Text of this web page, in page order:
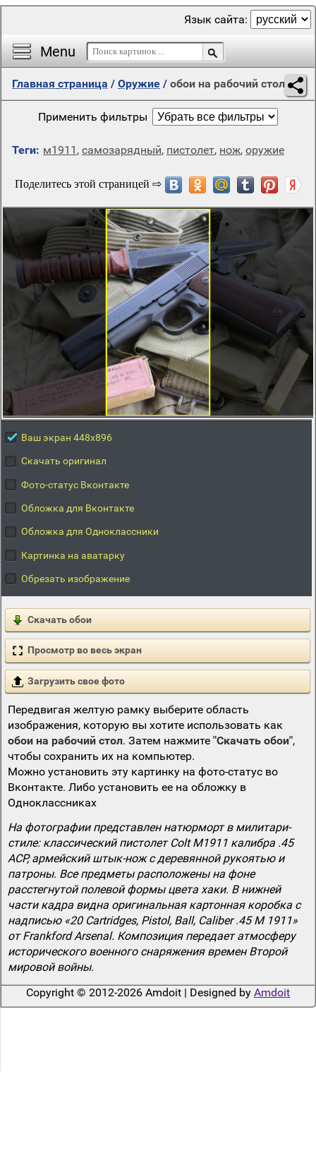
Menu
Язык сайта:
Главная страница / Оружие / обои на рабочий стол
Применить фильтры
Теги: м1911 , самозарядный, пистолет, нож, оружие
Ваш экран 448x896
Скачать оригинал
Фото-статус Вконтакте
Обложка для Вконтакте
Обложка для Одноклассники
Картинка на аватарку
Обрезать изображение
Скачать обои
Просмотр во весь экран
Загрузить свое фото
Передвигая желтую рамку выберите область
изображения, которую вы хотите использовать как
обои на рабочий стол. Затем нажмите "Скачать обои",
чтобы сохранить их на компьютер.
Можно установить эту картинку на фото-статус во
Вконтакте. Либо установить ее на обложку в
Одноклассниках
На фотографии представлен натюрморт в милитари-
стиле: классический пистолет Colt M1911 калибра .45
ACP, армейский штык-нож с деревянной рукоятью и
патроны. Все предметы расположены на фоне
расстегнутой полевой формы цвета хаки. В нижней
части кадра видна оригинальная картонная коробка с
надписью «20 Cartridges, Pistol, Ball, Caliber .45 M 1911»
от Frankford Arsenal. Композиция передает атмосферу
исторического военного снаряжения времен Второй
мировой войны.
Copyright © 2012-2026 Amdoit | Designed by Amdoit